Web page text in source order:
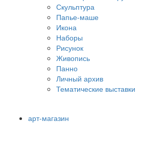
Скульптура
Папье-маше
Икона
Наборы
Рисунок
Живопись
Панно
Личный архив
Тематические выставки
арт-магазин